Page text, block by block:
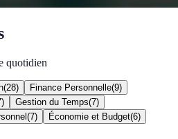
quotidien
(28) Finance Personnelle(9)
) Gestion du Temps(7)
(7) Économie et Budget(6)